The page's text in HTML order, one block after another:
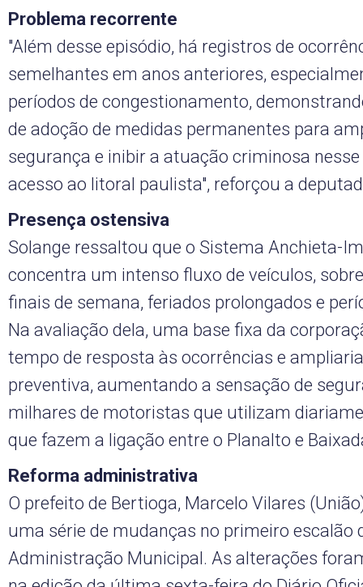
Problema recorrente
"Além desse episódio, há registros de
semelhantes em anos anteriores,
períodos de congestionamento,
de adoção de medidas permanentes para
segurança e inibir a atuação criminosa
acesso ao litoral paulista", reforçou a
Presença ostensiva
Solange ressaltou que o Sistema Anchieta-
concentra um intenso fluxo de veículos,
finais de semana, feriados prolongados e
Na avaliação dela, uma base fixa da
tempo de resposta às ocorrências e
preventiva, aumentando a sensação de
milhares de motoristas que utilizam
que fazem a ligação entre o Planalto e
Reforma administrativa
O prefeito de Bertioga, Marcelo Vilares
uma série de mudanças no primeiro escalão
Administração Municipal. As alterações